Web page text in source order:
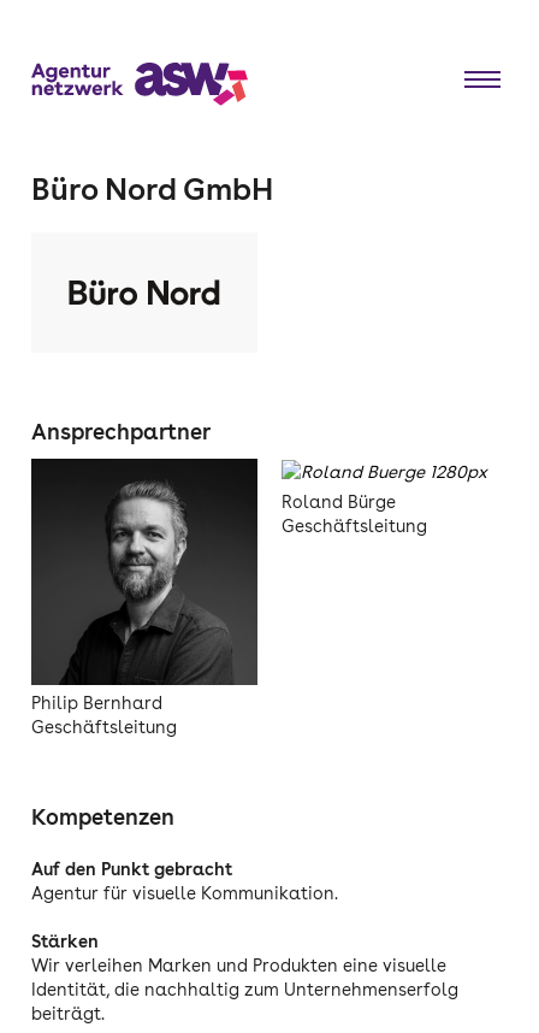
Büro Nord GmbH
Ansprechpartner
Philip Bernhard
Geschäftsleitung
Roland Bürge
Geschäftsleitung
Kompetenzen
Auf den Punkt gebracht
Agentur für visuelle Kommunikation.
Stärken
Wir verleihen Marken und Produkten eine visuelle
Identität, die nachhaltig zum Unternehmenserfolg
beiträgt.